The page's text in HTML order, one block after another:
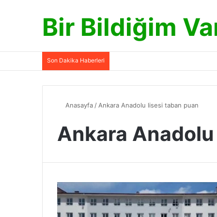
Bir Bildiğim
Son Dakika Haberleri
Anasayfa / Ankara Anadolu lisesi taban puan
Ankara